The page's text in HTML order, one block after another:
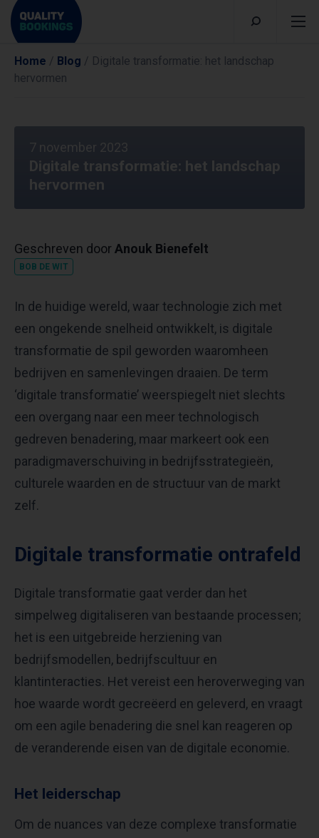
Home / Blog / Digitale transformatie: het landschap
hervormen
7 november 2023
Digitale transformatie: het landschap
hervormen
Geschreven door Anouk Bienefelt
BOB DE WIT
In de huidige wereld, waar technologie zich met
een ongekende snelheid ontwikkelt, is digitale
transformatie de spil geworden waaromheen
bedrijven en samenlevingen draaien. De term
‘digitale transformatie’ weerspiegelt niet slechts
een overgang naar een meer technologisch
gedreven benadering, maar markeert ook een
paradigmaverschuiving in bedrijfsstrategieën,
culturele waarden en de structuur van de markt
zelf.
Digitale transformatie ontrafeld
Digitale transformatie gaat verder dan het
simpelweg digitaliseren van bestaande processen;
het is een uitgebreide herziening van
bedrijfsmodellen, bedrijfscultuur en
klantinteracties. Het vereist een heroverweging van
hoe waarde wordt gecreëerd en geleverd, en vraagt
om een agile benadering die snel kan reageren op
de veranderende eisen van de digitale economie.
Het leiderschap
Om de nuances van deze complexe transformatie